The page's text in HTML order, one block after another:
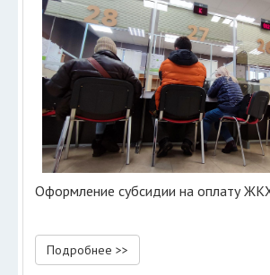
Оформление субсидии на оплату
Подробнее >>